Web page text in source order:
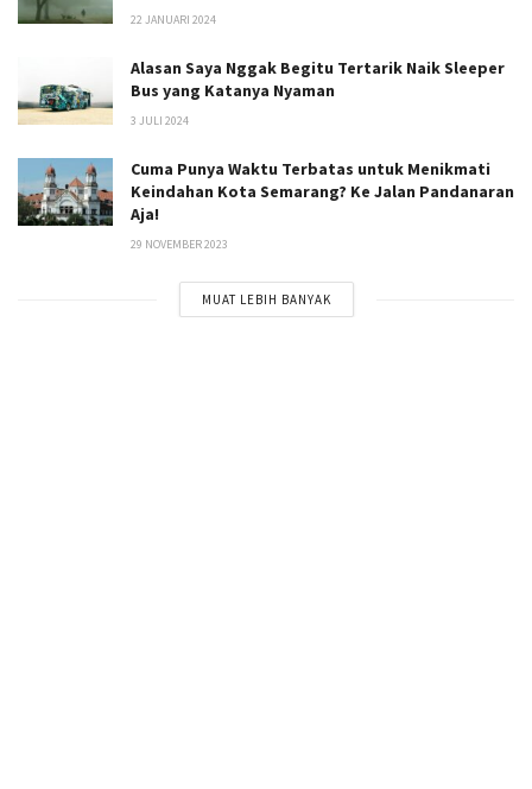
22 JANUARI 2024
Alasan Saya Nggak Begitu Tertarik Naik Sleeper
Bus yang Katanya Nyaman
3 JULI 2024
Cuma Punya Waktu Terbatas untuk Menikmati
Keindahan Kota Semarang? Ke Jalan Pandanaran
Aja!
29 NOVEMBER 2023
MUAT LEBIH BANYAK